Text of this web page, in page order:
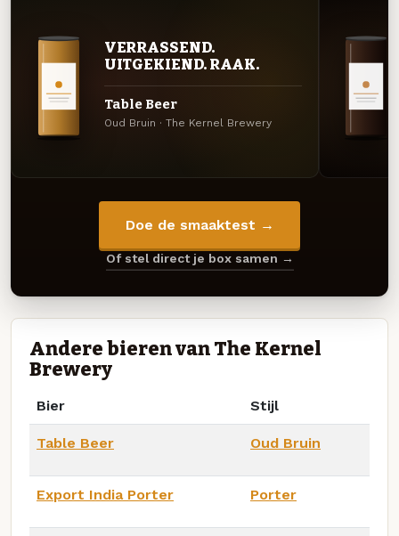
VERRASSEND.
UITGEKIEND. RAAK.
Table Beer
Oud Bruin · The Kernel Brewery
Doe de smaaktest →
Of stel direct je box samen →
Andere bieren van The Kernel
Brewery
Bier Stijl
Table Beer Oud Bruin
Export India Porter Porter